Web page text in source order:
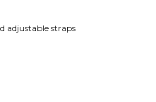
adjustable straps